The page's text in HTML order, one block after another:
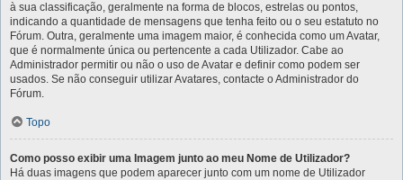
à sua classificação, geralmente na forma de blocos, estrelas ou pontos,
indicando a quantidade de mensagens que tenha feito ou o seu estatuto no
Fórum. Outra, geralmente uma imagem maior, é conhecida como um Avatar,
que é normalmente única ou pertencente a cada Utilizador. Cabe ao
Administrador permitir ou não o uso de Avatar e definir como podem ser
usados. Se não conseguir utilizar Avatares, contacte o Administrador do
Fórum.
Topo
Como posso exibir uma Imagem junto ao meu Nome de Utilizador?
Há duas imagens que podem aparecer junto com um nome de Utilizador